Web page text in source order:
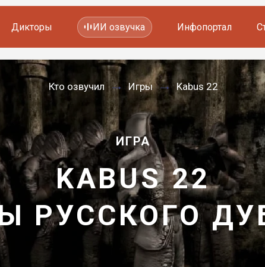
Фильмов и сериалов
Мультфильмов
YouTube каналов
Видеорекламы
Дикторы ИИ озвучка Инфопортал
Кто озвучил Игры Kabus 22
ИГРА
KABUS 22
—
РУССКОГО